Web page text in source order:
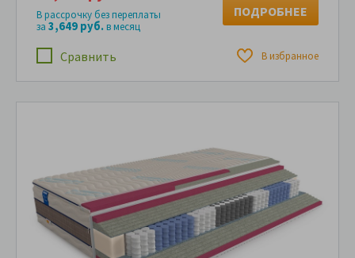
Сравнить В избранное
В рассрочку без переплаты
за 3,649 руб.в месяц
ПОДРОБНЕЕ